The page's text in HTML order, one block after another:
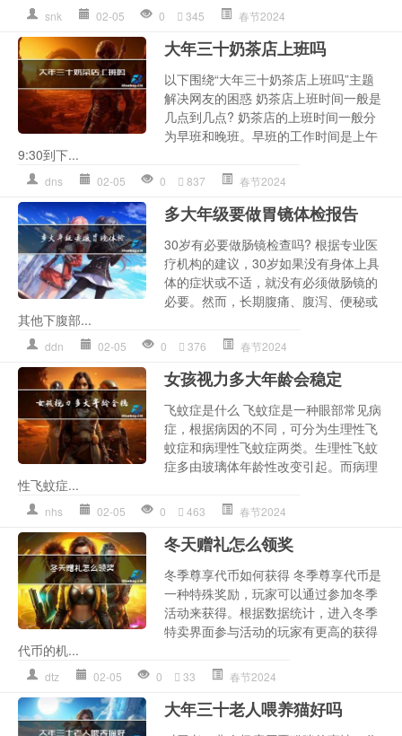
snk 02-05 0 345 春节2024
大年三十奶茶店上班吗
以下围绕“大年三十奶茶店上班吗”主题
解决网友的困惑 奶茶店上班时间一般是
几点到几点? 奶茶店的上班时间一般分
为早班和晚班。早班的工作时间是上午
9:30到下...
dns 02-05 0 837 春节2024
多大年级要做胃镜体检报告
30岁有必要做肠镜检查吗? 根据专业医
疗机构的建议，30岁如果没有身体上具
体的症状或不适，就没有必须做肠镜的
必要。然而，长期腹痛、腹泻、便秘或
其他下腹部...
ddn 02-05 0 376 春节2024
女孩视力多大年龄会稳定
飞蚊症是什么 飞蚊症是一种眼部常见病
症，根据病因的不同，可分为生理性飞
蚊症和病理性飞蚊症两类。生理性飞蚊
症多由玻璃体年龄性改变引起。而病理
性飞蚊症...
nhs 02-05 0 463 春节2024
冬天赠礼怎么领奖
冬季尊享代币如何获得 冬季尊享代币是
一种特殊奖励，玩家可以通过参加冬季
活动来获得。根据数据统计，进入冬季
特卖界面参与活动的玩家有更高的获得
代币的机...
dtz 02-05 0 33 春节2024
大年三十老人喂养猫好吗